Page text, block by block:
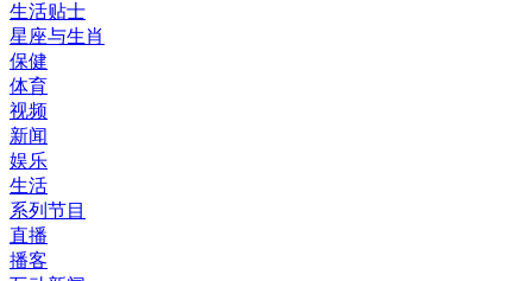
生活贴士
星座与生肖
保健
体育
视频
新闻
娱乐
生活
系列节目
直播
播客